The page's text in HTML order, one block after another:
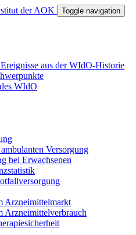
Toggle navigation
aus der WIdO-Historie
WIdO
Versorgung
bei Erwachsenen
Arzneimittelmarkt
Arzneimittelverbrauch